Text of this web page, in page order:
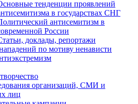
тенденции проявлений
в государствах СНГ
антисемитизм в
России
доклады, репортажи
по мотиву ненависти
организаций, СМИ и
лиц